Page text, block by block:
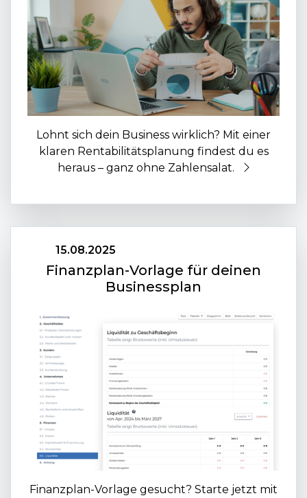
Lohnt sich dein Business wirklich? Mit einer
klaren Rentabilitätsplanung findest du es
heraus – ganz ohne Zahlensalat.
15.08.2025
Finanzplan-Vorlage für deinen
Businessplan
Finanzplan-Vorlage gesucht? Starte jetzt mit